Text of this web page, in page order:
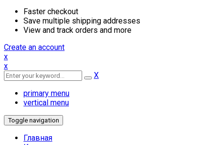
Faster checkout
Save multiple shipping addresses
View and track orders and more
Create an account
x
x
X
primary menu
vertical menu
Toggle navigation
Главная